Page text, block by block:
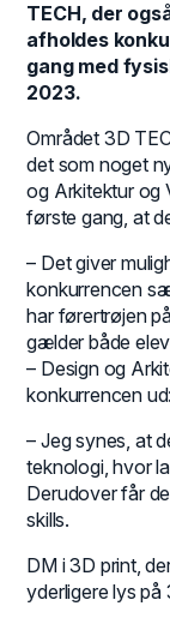
TECH, der
afholdes
gang med
2023.
Området 3D
det som noget
og Arkitektur og
første gang, at
– Det giver
konkurrencen
har førertrøjen
gælder både
– Design og
konkurrencen ud:
– Jeg synes, at
teknologi, hvor
Derudover får
skills.
DM i 3D print,
yderligere lys